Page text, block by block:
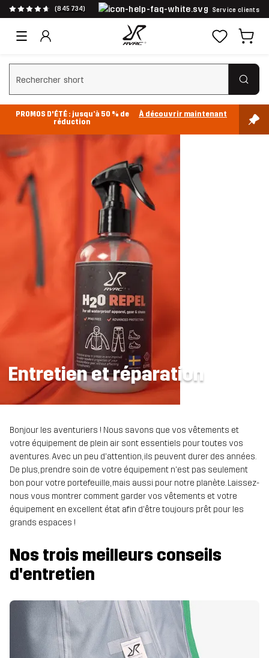
(845 734) Service clients
Effacer la recherche
PROMOS D'ÉTÉ : jusqu’à 50 % de
réduction
À découvrir maintenant
Entretien et réparation
Bonjour les aventuriers ! Nous savons que vos vêtements et
votre équipement de plein air sont essentiels pour toutes vos
aventures. Avec un peu d'attention, ils peuvent durer des années.
De plus, prendre soin de votre équipement n'est pas seulement
bon pour votre portefeuille, mais aussi pour notre planète. Laissez-
nous vous montrer comment garder vos vêtements et votre
équipement en excellent état afin d'être toujours prêt pour les
grands espaces !
Nos trois meilleurs conseils
d'entretien